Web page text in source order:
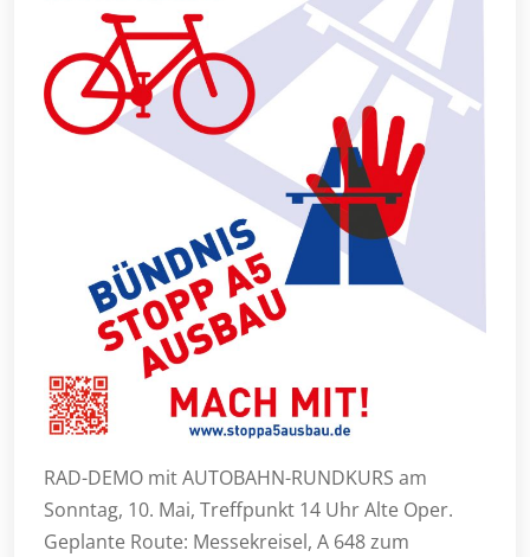
RAD-DEMO mit AUTOBAHN-RUNDKURS am
Sonntag, 10. Mai, Treffpunkt 14 Uhr Alte Oper.
Geplante Route: Messekreisel, A 648 zum